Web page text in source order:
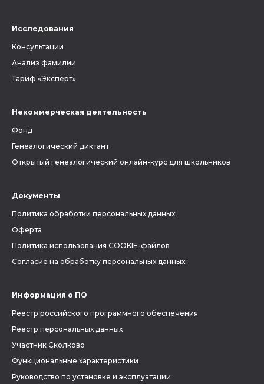
Исследования
Консультации
Анализ фамилии
Тариф «Эксперт»
Некоммерческая деятельность
Фонд
Генеалогический диктант
Открытый генеалогический онлайн-курс для школьников
Документы
Политика обработки персональных данных
Оферта
Политика использования COOKIE-файлов
Согласие на обработку персональных данных
Информация о ПО
Реестр российского программного обеспечения
Реестр персональных данных
Участник Сколково
Функциональные характеристики
Руководство по установке и эксплуатации